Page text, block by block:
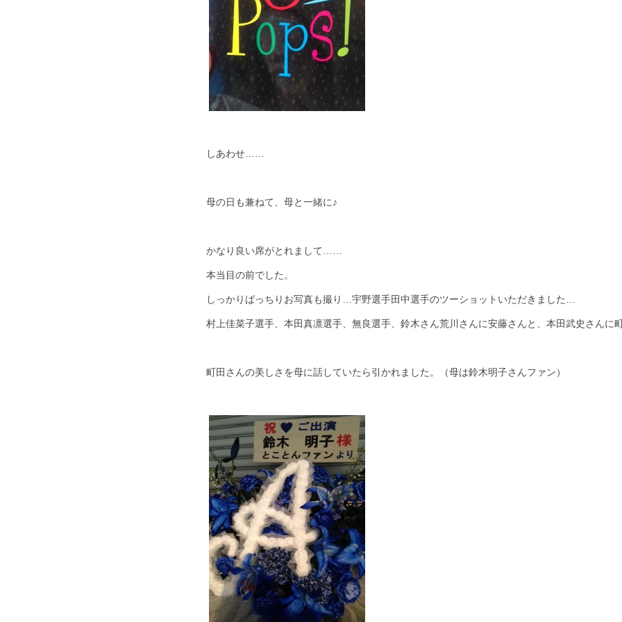
しあわせ……
母の日も兼ねて、母と一緒に♪
かなり良い席がとれまして……
本当目の前でした。
しっかりばっちりお写真も撮り…宇野選手田中選手のツーショットいただきました…
村上佳菜子選手、本田真凛選手、無良選手、鈴木さん荒川さんに安藤さんと、本田武史さんに
町田さんの美しさを母に話していたら引かれました。（母は鈴木明子さんファン）